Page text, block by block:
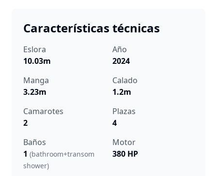
Características técnicas
Eslora
10.03m
Año
2024
Manga
3.23m
Calado
1.2m
Camarotes
2
Plazas
4
Baños
1 (bathroom+transom
shower)
Motor
380 HP